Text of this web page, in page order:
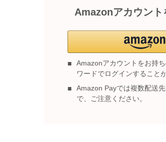
Amazonアカウント
Amazonアカウントをお持
ワードでログインすること
Amazon Payでは複数配送
で、ご注意ください。